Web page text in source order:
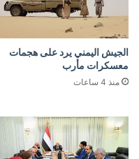
الجيش اليمني يرد على هجمات
معسكرات مأرب
منذ 4 ساعات